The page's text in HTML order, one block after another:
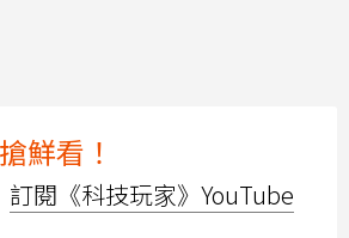
鮮看！
訂閱《科技玩家》YouTube